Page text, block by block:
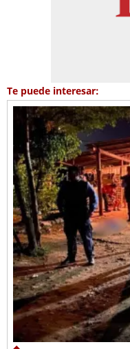
Te puede interesar: